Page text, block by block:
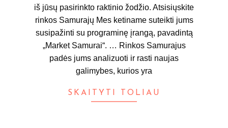
iš jūsų pasirinkto raktinio žodžio. Atsisiųskite
rinkos Samurajų Mes ketiname suteikti jums
susipažinti su programinę įrangą, pavadintą
„Market Samurai“. … Rinkos Samurajus
padės jums analizuoti ir rasti naujas
galimybes, kurios yra
SKAITYTI TOLIAU